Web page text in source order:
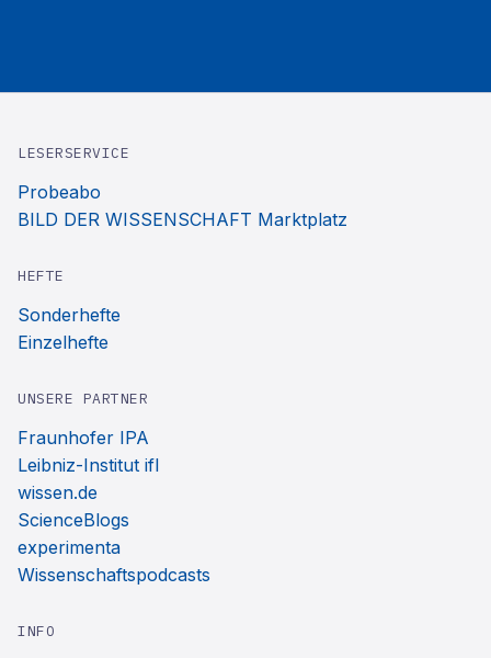
LESERSERVICE
Probeabo
BILD DER WISSENSCHAFT Marktplatz
HEFTE
Sonderhefte
Einzelhefte
UNSERE PARTNER
Fraunhofer IPA
Leibniz-Institut ifl
wissen.de
ScienceBlogs
experimenta
Wissenschaftspodcasts
INFO